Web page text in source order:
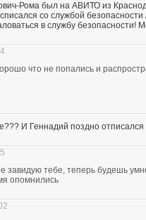
Рома был на АВИТО из
со службой
в службу безопасности!
что не попались и
И Геннадий поздно
завидую тебе, теперь будешь
опомнились